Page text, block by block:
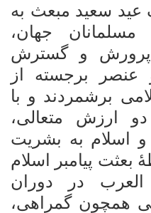
عید سعید مبعث به
جهان،
و گسترش
عنصر برجسته از
برشمردند و با
ارزش متعالی،
و اسلام به بشریت
بعثت پیامبر اسلام
در دوران
همچون گمراهی،